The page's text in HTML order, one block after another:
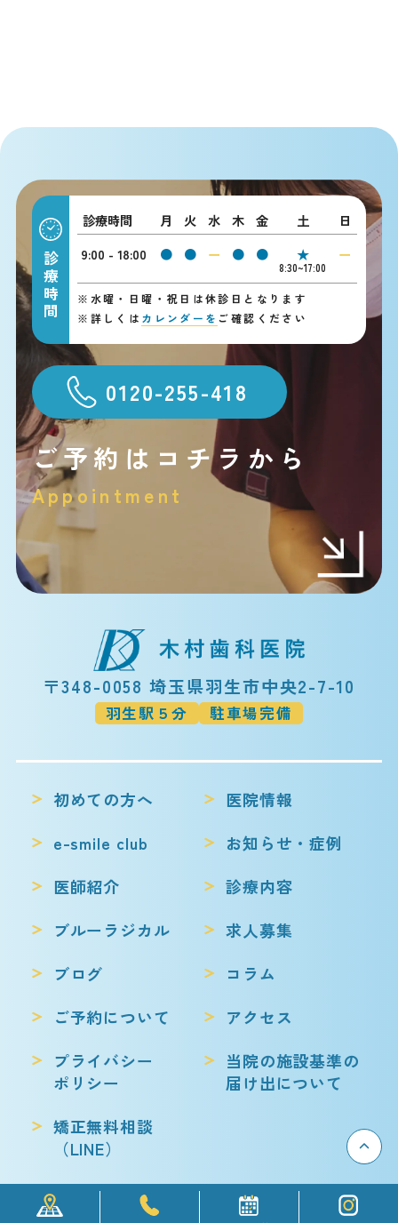
診療時間
診療時間 月 火 水 木 金 土
日
9:00 - 18:00
● ● ー ● ● ★
8:30~17:00
ー
※ 水曜・日曜・祝日は休診日となります
※ 詳しくは カレンダーを ご確認ください
0120-255-418
ご予約はコチラから
Appointment
〒348-0058 埼玉県羽生市中央2-7-10
羽生駅５分 駐車場完備
初めての方へ
医院情報
e-smile club
お知らせ・症例
医師紹介
診療内容
ブルーラジカル
求人募集
ブログ
コラム
ご予約について
アクセス
プライバシー
ポリシー
当院の施設基準の
届け出について
矯正無料相談
（LINE）